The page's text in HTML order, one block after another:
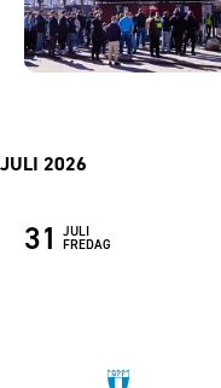
JULI 2026
FREDAG
31 JULI